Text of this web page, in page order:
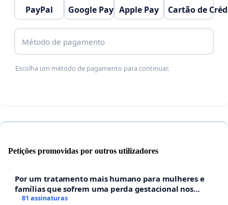
PayPal Google Pay Apple Pay Cartão de
Método de pagamento
Escolha um método de pagamento para continuar.
Petições promovidas por outros utilizadores
Por um tratamento mais humano para mulheres e
famílias que sofrem uma perda gestacional nos
hospitais portugueses
81 assinaturas